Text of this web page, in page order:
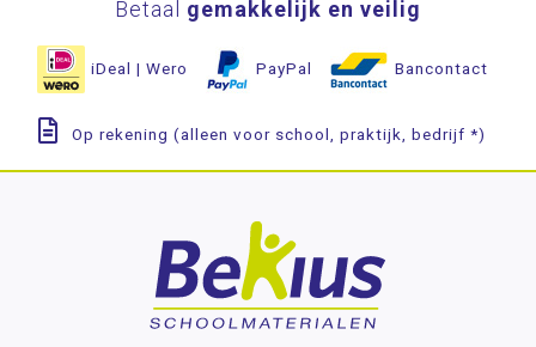
Betaal gemakkelijk en veilig
iDeal | Wero PayPal Bancontact
Op rekening (alleen voor school, praktijk, bedrijf *)